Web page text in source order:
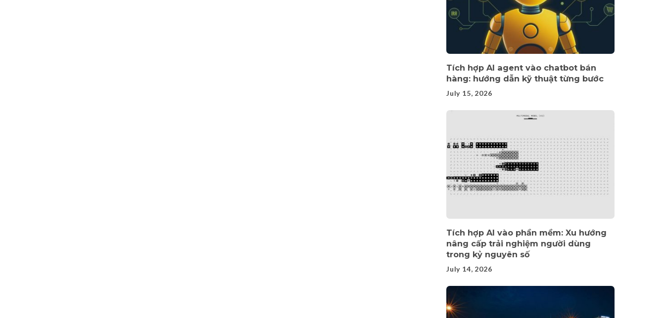
Tích hợp AI agent vào chatbot bán
hàng: hướng dẫn kỹ thuật từng bước
July 15, 2026
Tích hợp AI vào phần mềm: Xu hướng
nâng cấp trải nghiệm người dùng
trong kỷ nguyên số
July 14, 2026